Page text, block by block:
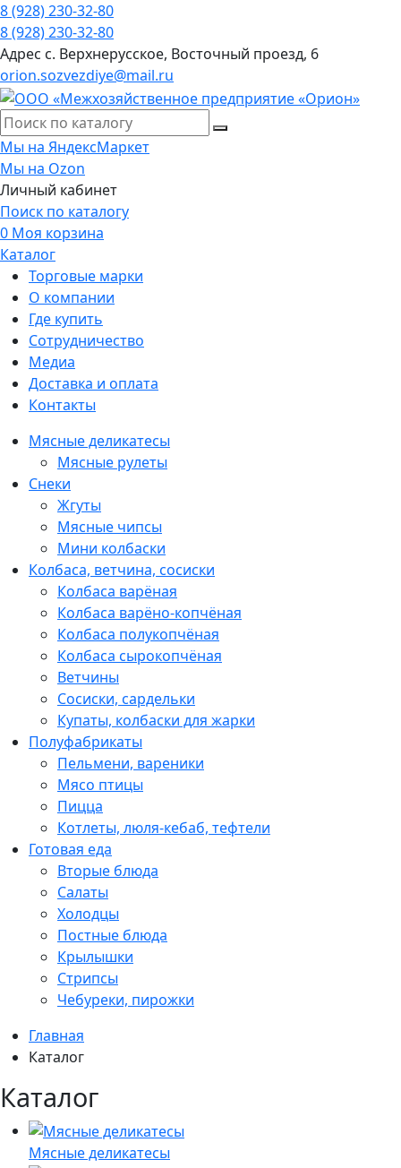
8 (928) 230-32-80
8 (928) 230-32-80
Адрес с. Верхнерусское, Восточный проезд, 6
orion.sozvezdiye@mail.ru
Мы на ЯндексМаркет
Мы на Ozon
Личный кабинет
Поиск по каталогу
0 Моя корзина
Каталог
Торговые марки
О компании
Где купить
Сотрудничество
Медиа
Доставка и оплата
Контакты
Мясные деликатесы
Мясные рулеты
Снеки
Жгуты
Мясные чипсы
Мини колбаски
Колбаса, ветчина, сосиски
Колбаса варёная
Колбаса варёно-копчёная
Колбаса полукопчёная
Колбаса сырокопчёная
Ветчины
Сосиски, сардельки
Купаты, колбаски для жарки
Полуфабрикаты
Пельмени, вареники
Мясо птицы
Пицца
Котлеты, люля-кебаб, тефтели
Готовая еда
Вторые блюда
Салаты
Холодцы
Постные блюда
Крылышки
Стрипсы
Чебуреки, пирожки
Главная
Каталог
Каталог
Мясные деликатесы